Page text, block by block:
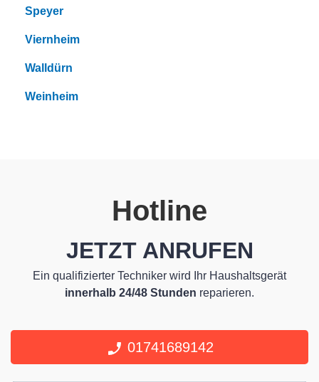
Speyer
Viernheim
Walldürn
Weinheim
Hotline
JETZT ANRUFEN
Ein qualifizierter Techniker wird Ihr Haushaltsgerät
innerhalb 24/48 Stunden reparieren.
01741689142